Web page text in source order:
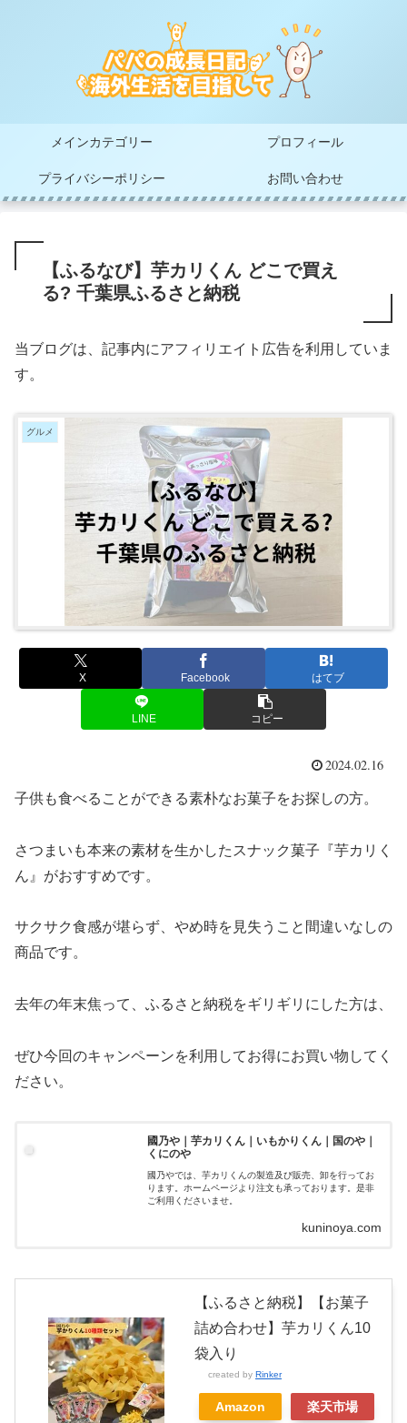
メインカテゴリー プロフィール
プライバシーポリシー お問い合わせ
【ふるなび】芋カリくん どこで買え
る? 千葉県ふるさと納税
当ブログは、記事内にアフィリエイト広告を利用していま
す。
グルメ
X Facebook はてブ
LINE コピー
2024.02.16
子供も食べることができる素朴なお菓子をお探しの方。
さつまいも本来の素材を生かしたスナック菓子『芋カリく
ん』がおすすめです。
サクサク食感が堪らず、やめ時を見失うこと間違いなしの
商品です。
去年の年末焦って、ふるさと納税をギリギリにした方は、
ぜひ今回のキャンペーンを利用してお得にお買い物してく
ださい。
國乃や｜芋カリくん｜いもかりくん｜国のや｜
くにのや
國乃やでは、芋カリくんの製造及び販売、卸を行ってお
ります。ホームページより注文も承っております。是非
ご利用くださいませ。
kuninoya.com
【ふるさと納税】【お菓子
詰め合わせ】芋カリくん10
袋入り
created by Rinker
Amazon 楽天市場